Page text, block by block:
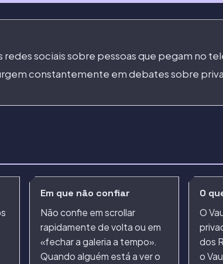
redes sociais sobre pessoas que pegam no
constantemente em debates sobre
Em que não confiar
Não confie em scrollar
rapidamente de volta ou em
«fechar a galeria a tempo».
Quando alguém está a ver o
O
O
dos
o